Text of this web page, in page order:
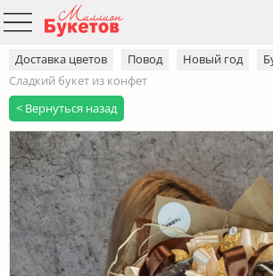
Доставка цветов Повод Новый год
Сладкий букет из конфет
< Вернуться назад